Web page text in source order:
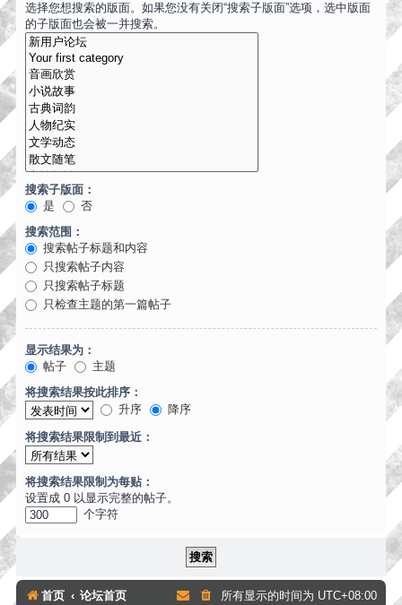
选择您想搜索的版面。如果您没有关闭“搜索子版面”选项，选中版面
的子版面也会被一并搜索。
搜索子版面：
是
否
搜索范围：
搜索帖子标题和内容
只搜索帖子内容
只搜索帖子标题
只检查主题的第一篇帖子
显示结果为：
帖子
主题
将搜索结果按此排序：
升序
降序
将搜索结果限制到最近：
将搜索结果限制为每贴：
设置成 0 以显示完整的帖子。
个字符
首页 论坛首页 所有显示的时间为 UTC+08:00